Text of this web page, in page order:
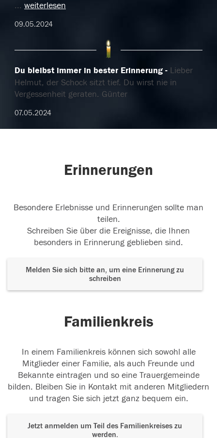
... weiterlesen
09.05.2024
Du bleibst immer in bester Erinnerung
Lieber
Helmut, der Schock sitzt tief. Du wirst nie in
Vergessenheit geraten. Günter
07.05.2024
Erinnerungen
Besondere Erlebnisse und Erinnerungen sollte man
teilen.
Schreiben Sie über die Ereignisse, die Ihnen
besonders in Erinnerung geblieben sind.
Melden Sie sich bitte an, um eine Erinnerung zu
schreiben
Familienkreis
In einem Familienkreis können sich sowohl alle
Mitglieder einer Familie, als auch Freunde und
Bekannte eintragen und so eine Trauergemeinde
bilden. Bleiben Sie in Kontakt mit anderen Mitgliedern
und tragen Sie sich jetzt ganz bequem ein.
Jetzt anmelden um Teil des Familienkreises zu
werden.